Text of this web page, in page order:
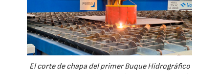
El corte de chapa del primer Buque Hidrográfico